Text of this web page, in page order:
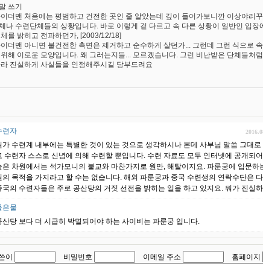
쓰기
더맨 처음에는 평범하고 건전한 곳인 줄 알았는데 깊이 들어가보니깐 이상야리
나 수련단체들의 상황입니다. 바로 이렇게 겉 다르고 속 다른 상황이 일반인 입
를 밝히고 전파하던가, [2003/12/18]
더맨 아니면 불건전한 측면은 제거하고 순수하게 살던가... 그런데 그런 식으로
해 이로운 모양입니다. 왜 그러는지들... 모르겠습니다. 그런 비난받은 단체들처
진실하게 사실들을 인정해주시길 당부드려요
련자
가 수련계 내부에는 특별한 것이 있는 것으로 생각하시나 본데 사부님 말씀 그대
수련자 스스로 신념에 의해 수련할 뿐입니다. 수련 자료도 모두 인터넷에 공개되
은 차원에서는 석가모니의 불교와 마찬가지로 원만, 해탈이지요. 파룬궁에 입문
의 목적을 가지라고 할 수는 없습니다. 해외 파룬궁과 중국 수련생의 연락수단은
국의 수련자들은 주로 공산당의 거짓 선전을 밝히는 일을 하고 있지요. 뭐가 진실
은물
산당 보다 더 시급히 박멸되어야 하는 사이비는 파룬궁 입니다.
이 비밀번호 이메일 주소 홈페이지